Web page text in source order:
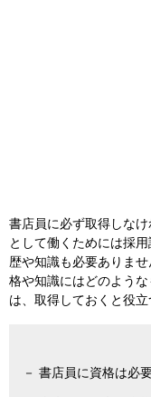
書店員に必ず取得しな
として働くためには採
歴や知識も必要ありま
格や知識にはどのよう
は、取得しておくと役
書店員に資格は必